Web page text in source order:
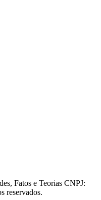
Fatos e Teorias CNPJ:
reservados.